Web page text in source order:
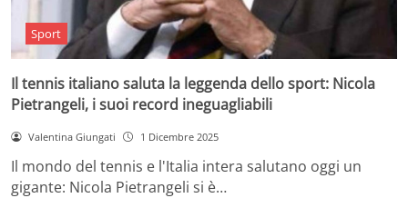
Sport
Il tennis italiano saluta la leggenda dello sport: Nicola
Pietrangeli, i suoi record ineguagliabili
Valentina Giungati 1 Dicembre 2025
Il mondo del tennis e l'Italia intera salutano oggi un
gigante: Nicola Pietrangeli si è…